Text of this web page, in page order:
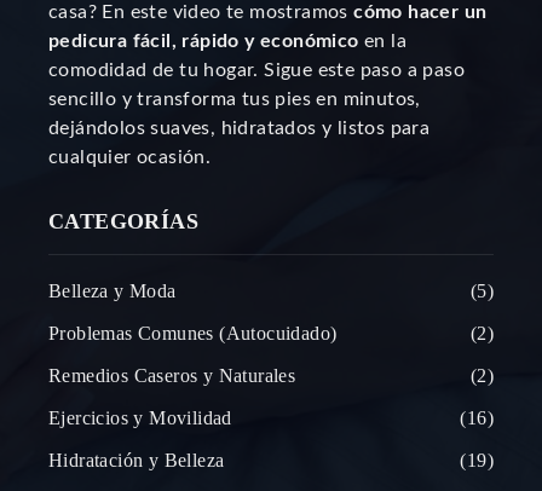
casa? En este video te mostramoscómo hacer un
pedicura fácil, rápido y económico en la
comodidad de tu hogar. Sigue este paso a paso
sencillo y transforma tus pies en minutos,
dejándolos suaves, hidratados y listos para
cualquier ocasión.
CATEGORÍAS
Belleza y Moda 5
Problemas Comunes (Autocuidado) 2
Remedios Caseros y Naturales 2
Ejercicios y Movilidad 16
Hidratación y Belleza 19